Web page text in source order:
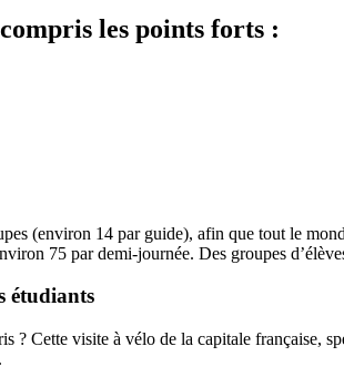
les points forts :
(environ 14 par guide), afin que tout le
75 par demi-journée. Des groupes
étudiants
? Cette visite à vélo de la capitale française,
.